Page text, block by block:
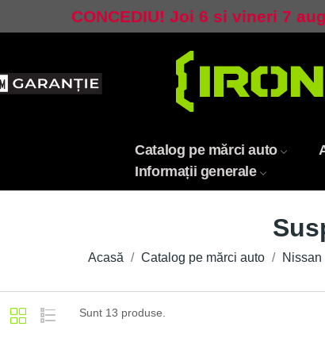
CONCEDIU! Joi 6 si vineri 7
Catalog pe mărci auto
Informații generale
Acasă Catalog pe mărci auto Nissan
Sunt 13 produse.